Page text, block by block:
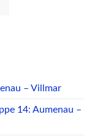
– Villmar
14: Aumenau –